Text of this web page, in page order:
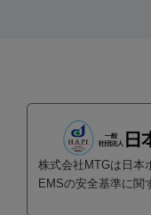
株式会社MTGは日本
EMSの安全基準に関